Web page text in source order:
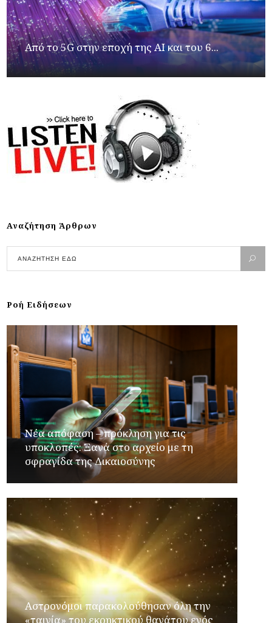
Από το 5G στην εποχή της AI και του 6...
Αναζήτηση Άρθρων
Ροή Ειδήσεων
Νέα απόφαση – πρόκληση για τις
υποκλοπές: Ξανά στο αρχείο με τη
σφραγίδα της Δικαιοσύνης
Αστρονόμοι παρακολούθησαν όλη την
«ταινία» του εκρηκτικού θανάτου ενός